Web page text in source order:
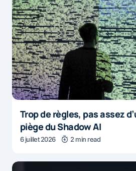
Trop de règles, pas assez
piège du Shadow AI
6 juillet 2026 2 min read